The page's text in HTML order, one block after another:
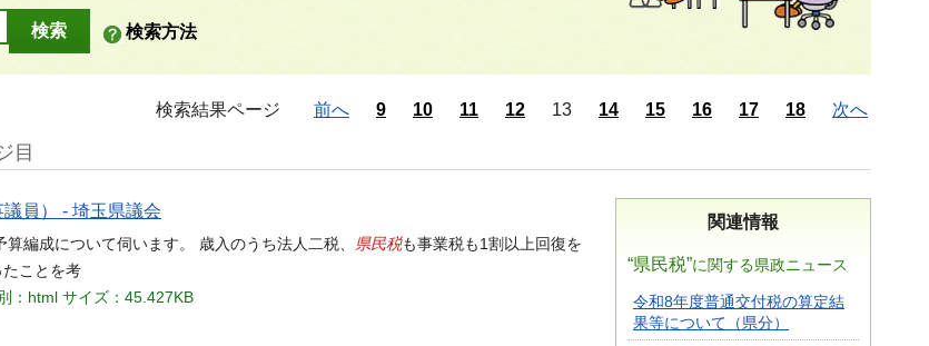
検索方法
検索結果ページ 前へ 9 10 11 12 13 14 15 16 17 18 次へ
目
関連情報
“県民税”に関する県政ニュース
令和8年度普通交付税の算定結
果等について（県分）
員） - 埼玉県議会
編成について伺います。 歳入のうち法人二税、 県民税も事業税も1割以上回復を
ことを考
：html サイズ：45.427KB